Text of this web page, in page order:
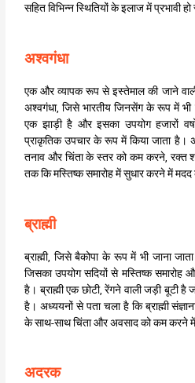
सहित विभिन्न स्थितियों के इलाज में प्रभावी
अश्वगंधा
एक और व्यापक रूप से इस्तेमाल की जाने
अश्वगंधा, जिसे भारतीय जिनसेंग के रूप में भी
एक झाड़ी है और इसका उपयोग हजारों
प्राकृतिक उपचार के रूप में किया जाता है।
तनाव और चिंता के स्तर को कम करने, रक्त
तक कि मस्तिष्क समारोह में सुधार करने में
ब्राह्मी
ब्राह्मी, जिसे बैकोपा के रूप में भी जाना
जिसका उपयोग सदियों से मस्तिष्क समारोह
है। ब्राह्मी एक छोटी, रेंगने वाली जड़ी बूटी है
है। अध्ययनों से पता चला है कि ब्राह्मी
के साथ-साथ चिंता और अवसाद को कम करने में
अदरक